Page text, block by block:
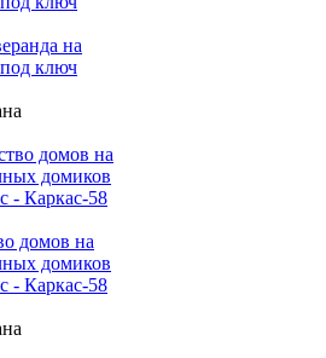
на
ключ
домов на
домиков
- Каркас-58